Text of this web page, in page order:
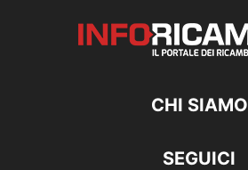
CHI SIAMO
SEGUICI